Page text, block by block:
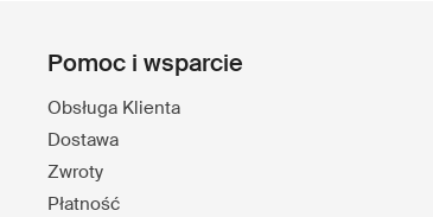
Pomoc i wsparcie
Obsługa Klienta
Dostawa
Zwroty
Płatność